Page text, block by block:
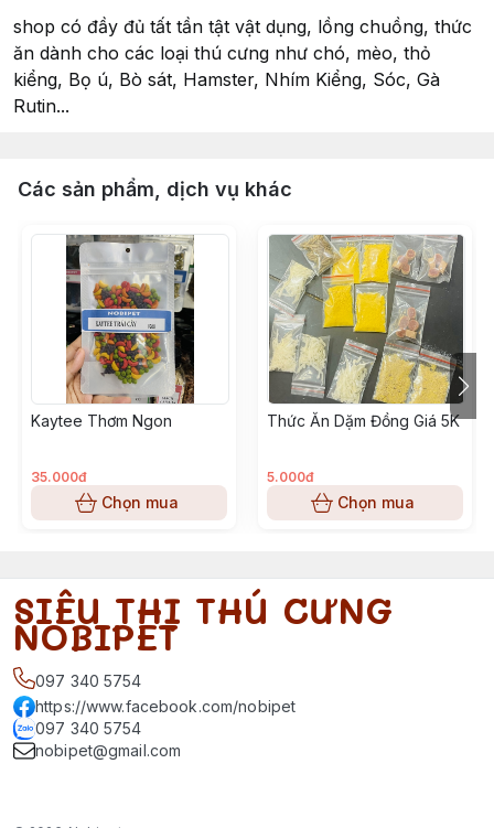
shop có đầy đủ tất tần tật vật dụng, lồng chuồng, thức
ăn dành cho các loại thú cưng như chó, mèo, thỏ
kiểng, Bọ ú, Bò sát, Hamster, Nhím Kiểng, Sóc, Gà
Rutin...
Các sản phẩm, dịch vụ khác
Kaytee Thơm Ngon
35.000đ
Chọn mua
Thức Ăn Dặm Đồng Giá 5K
5.000đ
Chọn mua
SIÊU THỊ THÚ CƯNG
NOBIPET
097 340 5754
https://www.facebook.com/nobipet
097 340 5754
nobipet@gmail.com